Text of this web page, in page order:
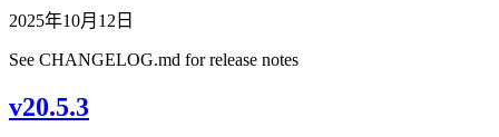
2025年10月12日
See CHANGELOG.md for release notes
v20.5.3